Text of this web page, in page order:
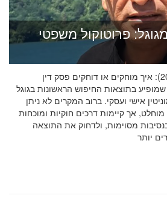
פרוטוקול משפטי
הסרת פסקי דין מגוגל (2026): איך מוחקים או דוחקים פסק דין
בתוצאות החיפוש הראשונות בגוגל
אישי ועסקי. ברוב המקרים לא ניתן
אך קיימות דרכים חוקיות ומוכחות
מסוימות, ולדחוק את התוצאה